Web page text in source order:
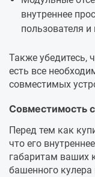
внутреннее
пользователя
Также убедитесь,
есть все
совместимых
Совместимость
Перед тем как
что его
габаритам ваших
башенного кулера